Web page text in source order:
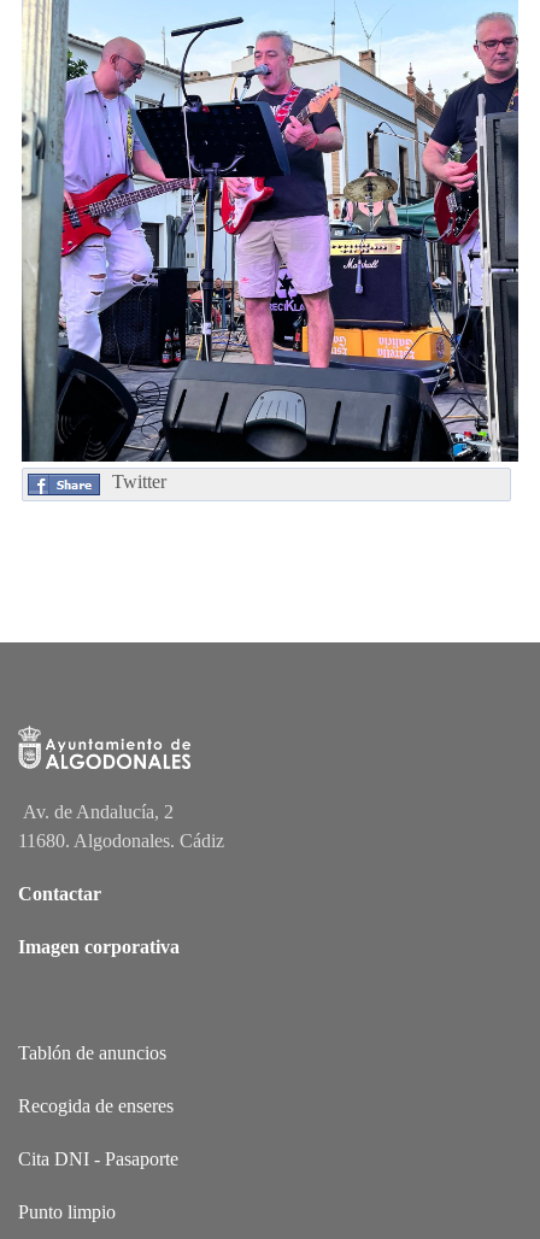
Twitter
Av. de Andalucía, 2
11680. Algodonales. Cádiz
Contactar
Imagen corporativa
Tablón de anuncios
Recogida de enseres
Cita DNI - Pasaporte
Punto limpio